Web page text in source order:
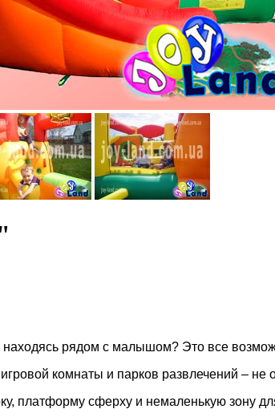
находясь рядом с малышом? Это все
комнаты и парков развлечений – не
платформу сферху и немаленькую зону